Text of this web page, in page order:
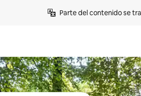
Parte del contenido se